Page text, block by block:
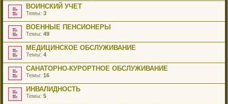
ВОИНСКИЙ УЧЕТ
Темы: 3
ВОЕННЫЕ ПЕНСИОНЕРЫ
Темы: 49
МЕДИЦИНСКОЕ ОБСЛУЖИВАНИЕ
Темы: 4
САНАТОРНО-КУРОРТНОЕ ОБСЛУЖИВАНИЕ
Темы: 16
ИНВАЛИДНОСТЬ
Темы: 5